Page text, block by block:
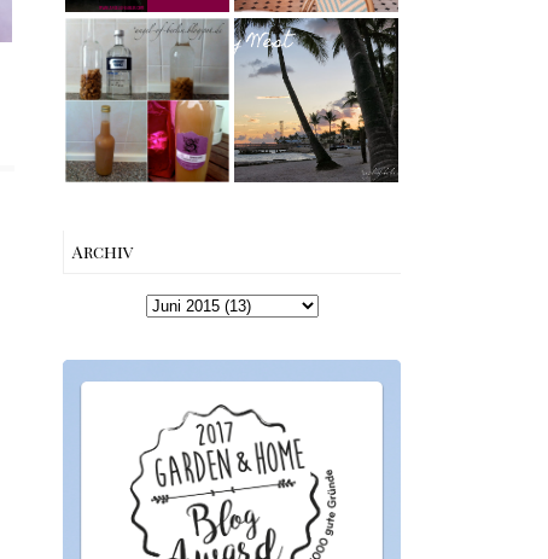
Rezept |
Karamell-
Wodka selber
machen –
einfaches
Rezept &
Geschenkidee
Reisen - Florida
Roadtrip Part II:
Miami South
Beach bis Key
West | The Nina
Edition
Archiv